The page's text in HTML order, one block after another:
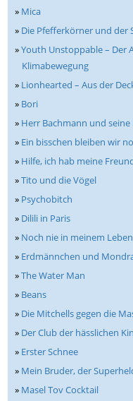
» Mica
» Die Pfefferkörner und der
»Youth Unstoppable – Der
Klimabewegung
» Lionhearted – Aus der
» Bori
» Herr Bachmann und seine
» Ein bisschen bleiben wir
» Hilfe, ich hab meine
»Tito und die Vögel
» Psychobitch
» Dilili in Paris
» Noch nie in meinem
» Erdmännchen und
»The Water Man
» Beans
» Die Mitchells gegen die
» Der Club der hässlichen
» Erster Schnee
» Mein Bruder, der
» Masel Tov Cocktail